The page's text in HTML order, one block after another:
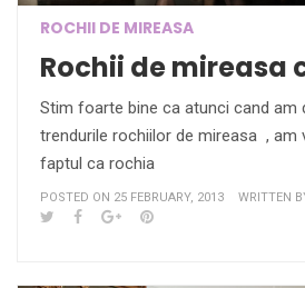
ROCHII DE MIREASA
Rochii de mireasa
Stim foarte bine ca atunci cand am
trendurile rochiilor de mireasa , am
faptul ca rochia
POSTED ON 25 FEBRUARY, 2013 WRITTEN